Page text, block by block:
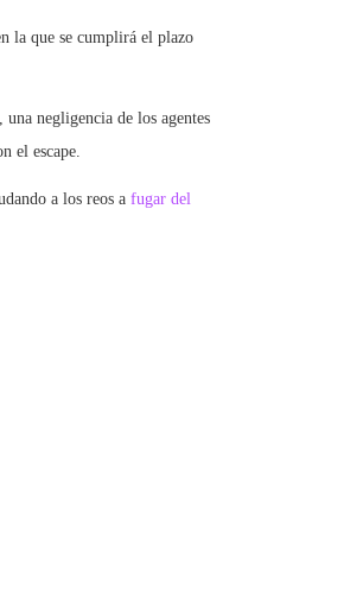
la que se cumplirá el plazo
negligencia de los agentes
el escape.
a los reos a fugar del